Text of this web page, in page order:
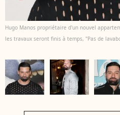
Hugo Manos propriétaire d'un nouvel
les travaux seront finis à temps, "Pas de